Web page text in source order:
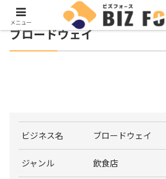
ブロードウェイ
ビジネス名 ブロードウェイ
ジャンル 飲食店
メニュー